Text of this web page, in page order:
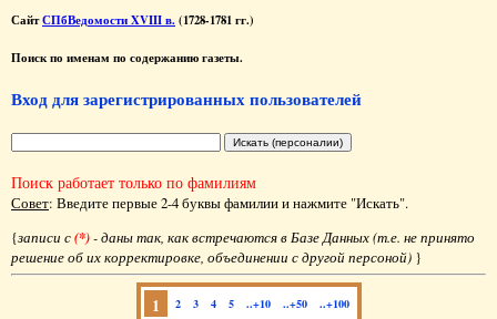
СайтСПбВедомости XVIII в. (1728-1781 гг.)
Поиск по именам по содержанию газеты.
Вход для зарегистрированных пользователей
Поиск работает только по фамилиям
Совет: Введите первые 2-4 буквы фамилии и нажмите "Искать".
{записи с(*)- даны так, как встречаются в Базе Данных (т.е. не принято
решение об их корректировке, объединении с другой персоной) }
1 2 3 4 5 ..+10 ..+50 ..+100